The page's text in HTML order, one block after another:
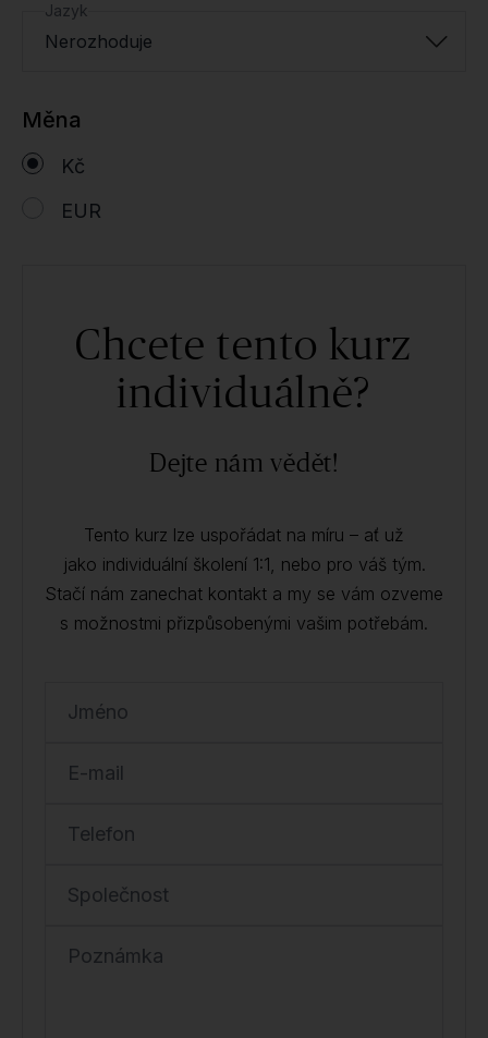
Jazyk
Nerozhoduje
Měna
Kč
EUR
Chcete tento kurz
individuálně?
Dejte nám vědět!
Tento kurz lze uspořádat na míru – ať už
jako individuální školení 1:1, nebo pro váš tým.
Stačí nám zanechat kontakt a my se vám ozveme
s možnostmi přizpůsobenými vašim potřebám.
Jméno
E-mail
Telefon
Společnost
Poznámka